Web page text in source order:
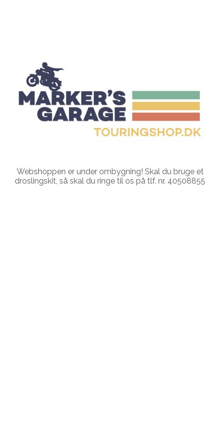
Webshoppen er under ombygning! Skal du bruge et
droslingskit, så skal du ringe til os på tlf. nr. 40508855